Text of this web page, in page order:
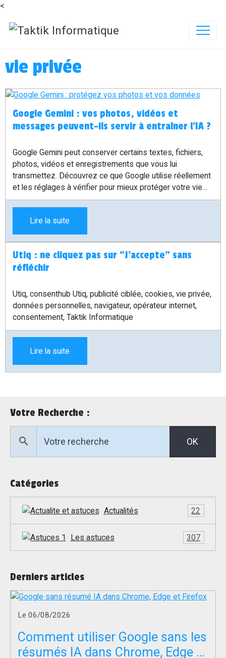
<
vie privée
Google Gemini : vos photos, vidéos et
messages peuvent-ils servir à entraîner l’IA ?
Google Gemini peut conserver certains textes, fichiers,
photos, vidéos et enregistrements que vous lui
transmettez. Découvrez ce que Google utilise réellement
et les réglages à vérifier pour mieux protéger votre vie
privée.
Lire la suite
Utiq : ne cliquez pas sur “J’accepte” sans
réfléchir
Utiq, consenthub Utiq, publicité ciblée, cookies, vie privée,
données personnelles, navigateur, opérateur internet,
consentement, Taktik Informatique
Lire la suite
Votre Recherche :
OK
Catégories
Actualités 22
Les astuces 307
Derniers articles
Le 06/08/2026
Comment utiliser Google sans les
résumés IA dans Chrome, Edge et